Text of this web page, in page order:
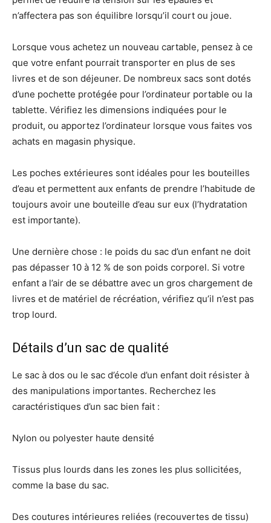
n’affectera pas son équilibre lorsqu’il court ou joue.
Lorsque vous achetez un nouveau cartable, pensez à ce
que votre enfant pourrait transporter en plus de ses
livres et de son déjeuner. De nombreux sacs sont dotés
d’une pochette protégée pour l’ordinateur portable ou la
tablette. Vérifiez les dimensions indiquées pour le
produit, ou apportez l’ordinateur lorsque vous faites vos
achats en magasin physique.
Les poches extérieures sont idéales pour les bouteilles
d’eau et permettent aux enfants de prendre l’habitude de
toujours avoir une bouteille d’eau sur eux (l’hydratation
est importante).
Une dernière chose : le poids du sac d’un enfant ne doit
pas dépasser 10 à 12 % de son poids corporel. Si votre
enfant a l’air de se débattre avec un gros chargement de
livres et de matériel de récréation, vérifiez qu’il n’est pas
trop lourd.
Détails d’un sac de qualité
Le sac à dos ou le sac d’école d’un enfant doit résister à
des manipulations importantes. Recherchez les
caractéristiques d’un sac bien fait :
Nylon ou polyester haute densité
Tissus plus lourds dans les zones les plus sollicitées,
comme la base du sac.
Des coutures intérieures reliées (recouvertes de tissu)